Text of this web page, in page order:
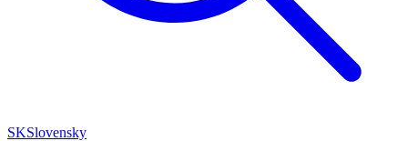
SKSlovensky